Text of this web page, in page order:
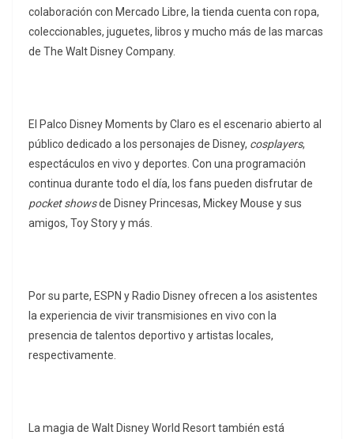
colaboración con Mercado Libre, la tienda cuenta con ropa,
coleccionables, juguetes, libros y mucho más de las marcas
de The Walt Disney Company.
El Palco Disney Moments by Claro es el escenario abierto al
público dedicado a los personajes de Disney, cosplayers,
espectáculos en vivo y deportes. Con una programación
continua durante todo el día, los fans pueden disfrutar de
pocket showsde Disney Princesas, Mickey Mouse y sus
amigos, Toy Story y más.
Por su parte, ESPN y Radio Disney ofrecen a los asistentes
la experiencia de vivir transmisiones en vivo con la
presencia de talentos deportivo y artistas locales,
respectivamente.
La magia de Walt Disney World Resort también está